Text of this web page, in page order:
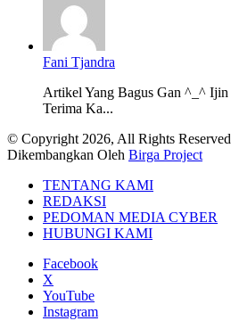
Fani Tjandra
Artikel Yang Bagus Gan ^_^
Terima Ka...
© Copyright 2026, All Rights
Dikembangkan Oleh Birga Project
TENTANG KAMI
REDAKSI
PEDOMAN MEDIA CYBER
HUBUNGI KAMI
Facebook
X
YouTube
Instagram